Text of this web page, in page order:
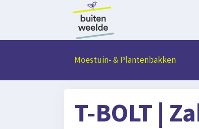
Moestuin- & Plantenbakken
T-BOLT |